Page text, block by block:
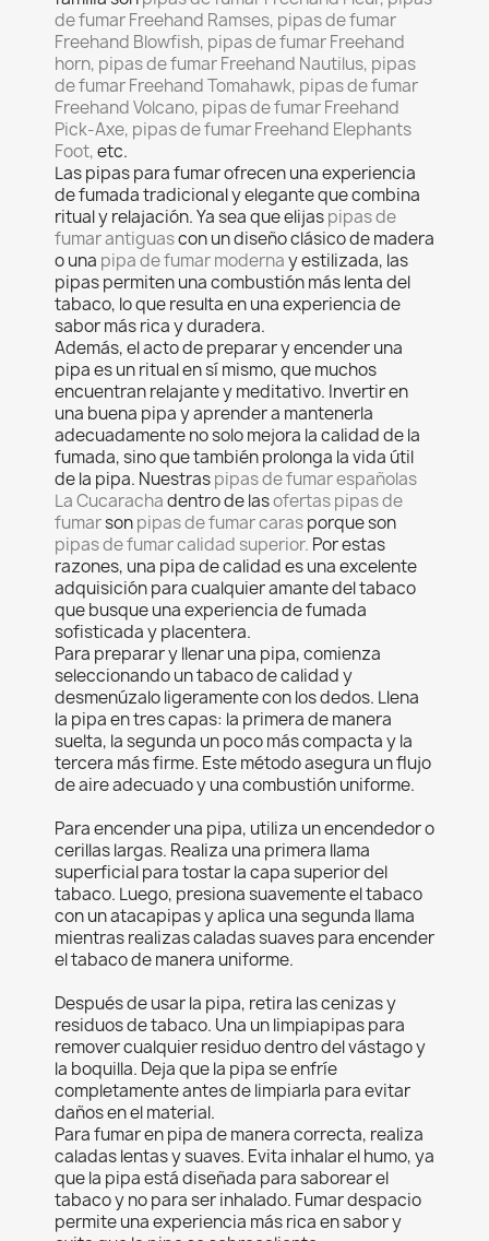
de fumar Freehand Ramses, pipas de fumar
Freehand Blowfish, pipas de fumar Freehand
horn, pipas de fumar Freehand Nautilus, pipas
de fumar Freehand Tomahawk, pipas de fumar
Freehand Volcano, pipas de fumar Freehand
Pick-Axe, pipas de fumar Freehand Elephants
Foot,etc.
Las pipas para fumar ofrecen una experiencia
de fumada tradicional y elegante que combina
ritual y relajación. Ya sea que elijaspipas de
fumar antiguascon un diseño clásico de madera
o una pipa de fumar modernay estilizada, las
pipas permiten una combustión más lenta del
tabaco, lo que resulta en una experiencia de
sabor más rica y duradera.
Además, el acto de preparar y encender una
pipa es un ritual en sí mismo, que muchos
encuentran relajante y meditativo. Invertir en
una buena pipa y aprender a mantenerla
adecuadamente no solo mejora la calidad de la
fumada, sino que también prolonga la vida útil
de la pipa. Nuestraspipas de fumar españolas
La Cucarachadentro de lasofertas pipas de
fumarsonpipas de fumar carasporque son
pipas de fumar calidad superior. Por estas
razones, una pipa de calidad es una excelente
adquisición para cualquier amante del tabaco
que busque una experiencia de fumada
sofisticada y placentera.
Para preparar y llenar una pipa, comienza
seleccionando un tabaco de calidad y
desmenúzalo ligeramente con los dedos. Llena
la pipa en tres capas: la primera de manera
suelta, la segunda un poco más compacta y la
tercera más firme. Este método asegura un flujo
de aire adecuado y una combustión uniforme.
Para encender una pipa, utiliza un encendedor o
cerillas largas. Realiza una primera llama
superficial para tostar la capa superior del
tabaco. Luego, presiona suavemente el tabaco
con un atacapipas y aplica una segunda llama
mientras realizas caladas suaves para encender
el tabaco de manera uniforme.
Después de usar la pipa, retira las cenizas y
residuos de tabaco. Una un limpiapipas para
remover cualquier residuo dentro del vástago y
la boquilla. Deja que la pipa se enfríe
completamente antes de limpiarla para evitar
daños en el material.
Para fumar en pipa de manera correcta, realiza
caladas lentas y suaves. Evita inhalar el humo, ya
que la pipa está diseñada para saborear el
tabaco y no para ser inhalado. Fumar despacio
permite una experiencia más rica en sabor y